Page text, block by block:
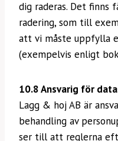
dig raderas. Det
radering, som till
att vi måste uppfylla
(exempelvis enligt
10.8 Ansvarig för
Lagg & hoj AB är
behandling av
ser till att reglerna